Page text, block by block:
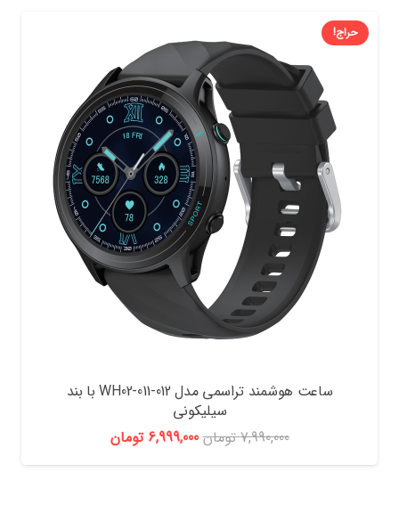
حراج!
ساعت هوشمند تراسمی مدل WH02-011-012 با بند
سیلیکونی
7,990,000 تومانقیمت
اصلی:
6,999,000 تومانقیمت
فعلی: